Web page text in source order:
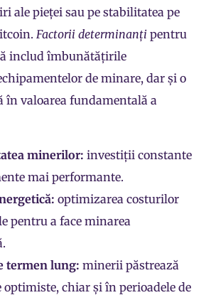
ale pieței sau pe stabilitatea pe
Factorii determinanți pentru
includ îmbunătățirile
de minare, dar și o
în valoarea fundamentală a
minerilor: investiții constante
mai performante.
optimizarea costurilor
pentru a face minarea
termen lung: minerii păstrează
optimiste, chiar și în perioadele de